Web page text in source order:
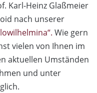
Karl-Heinz Glaßmeier
nach unserer
Wie gern
vielen von Ihnen im
aktuellen Umständen
und unter